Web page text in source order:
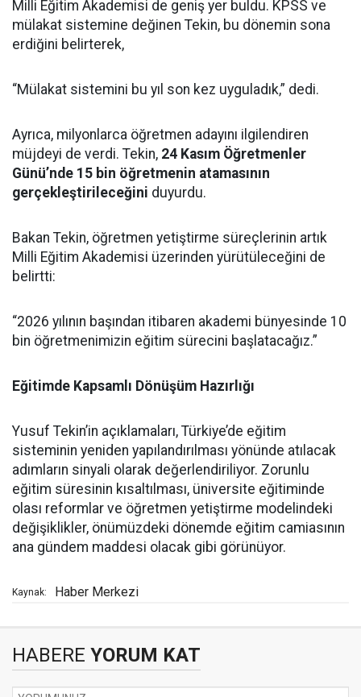
Milli Eğitim Akademisi de geniş yer buldu. KPSS ve
mülakat sistemine değinen Tekin, bu dönemin sona
erdiğini belirterek,
“Mülakat sistemini bu yıl son kez uyguladık,” dedi.
Ayrıca, milyonlarca öğretmen adayını ilgilendiren
müjdeyi de verdi. Tekin, 24 Kasım Öğretmenler
Günü’nde 15 bin öğretmenin atamasının
gerçekleştirileceğini duyurdu.
Bakan Tekin, öğretmen yetiştirme süreçlerinin artık
Milli Eğitim Akademisi üzerinden yürütüleceğini de
belirtti:
“2026 yılının başından itibaren akademi bünyesinde 10
bin öğretmenimizin eğitim sürecini başlatacağız.”
Eğitimde Kapsamlı Dönüşüm Hazırlığı
Yusuf Tekin’in açıklamaları, Türkiye’de eğitim
sisteminin yeniden yapılandırılması yönünde atılacak
adımların sinyali olarak değerlendiriliyor. Zorunlu
eğitim süresinin kısaltılması, üniversite eğitiminde
olası reformlar ve öğretmen yetiştirme modelindeki
değişiklikler, önümüzdeki dönemde eğitim camiasının
ana gündem maddesi olacak gibi görünüyor.
Kaynak: Haber Merkezi
HABERE YORUM KAT